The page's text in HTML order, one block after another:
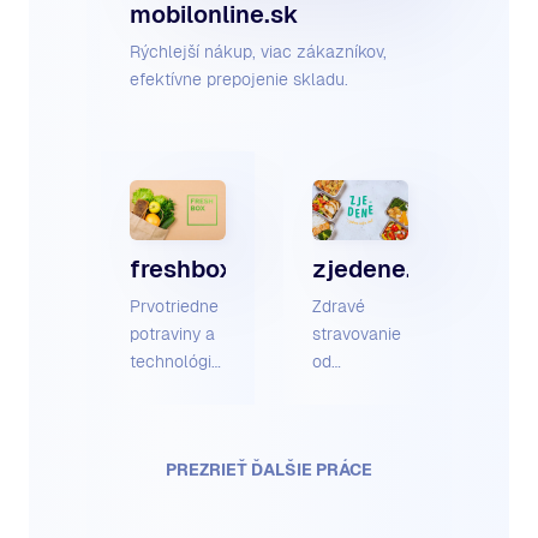
mobilonline.sk
Rýchlejší nákup, viac zákazníkov,
efektívne prepojenie skladu.
freshbox.sk
Prvotriedne
potraviny a
technológie
zjedene.sk
Zdravé
stravovanie
od
Slovensku
PREZRIEŤ ĎALŠIE PRÁCE